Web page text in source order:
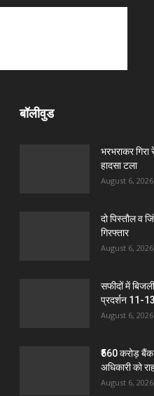
बॉलीवुड
भरभराकर
हादसा टला
August 6, 2026
दो पिस्तौल व
गिरफ्तार
August 6, 2026
सफीदों में बिजली
प्रदर्शन 11-
August 6, 2026
₹560 करोड़
अधिकारी को
August 6, 2026